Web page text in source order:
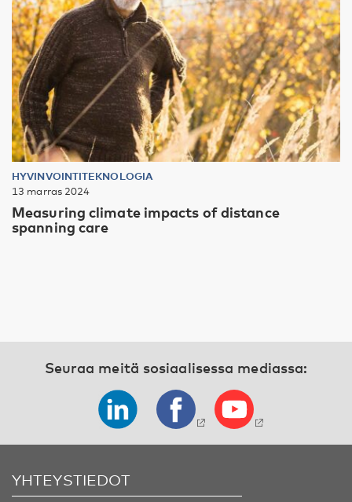
HYVINVOINTITEKNOLOGIA
13 marras 2024
Measuring climate impacts of distance
spanning care
Seuraa meitä sosiaalisessa mediassa:
YHTEYSTIEDOT